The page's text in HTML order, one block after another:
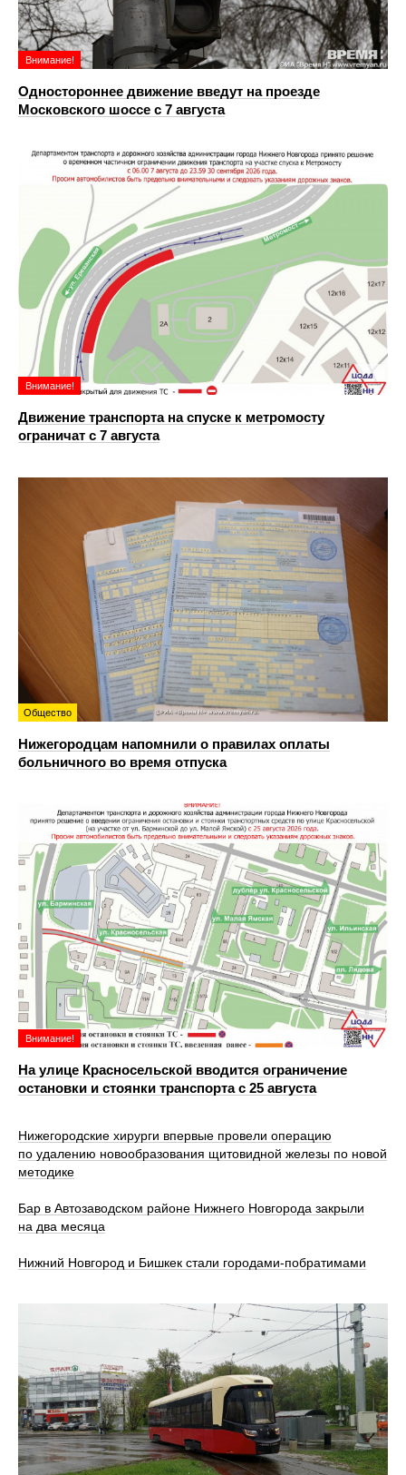
Внимание!
Одностороннее движение введут на проезде
Московского шоссе с 7 августа
Внимание!
Движение транспорта на спуске к метромосту
ограничат с 7 августа
Общество
Нижегородцам напомнили о правилах оплаты
больничного во время отпуска
Внимание!
На улице Красносельской вводится ограничение
остановки и стоянки транспорта с 25 августа
Нижегородские хирурги впервые провели операцию
по удалению новообразования щитовидной железы по новой
методике
Бар в Автозаводском районе Нижнего Новгорода закрыли
на два месяца
Нижний Новгород и Бишкек стали городами-побратимами